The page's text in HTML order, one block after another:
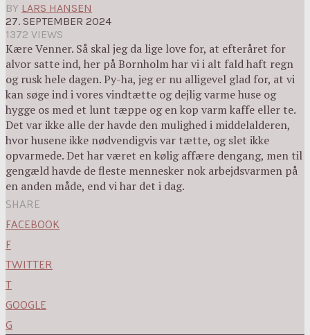
BY LARS HANSEN
27. SEPTEMBER 2024
1372 VIEWS
Kære Venner. Så skal jeg da lige love for, at efteråret for
alvor satte ind, her på Bornholm har vi i alt fald haft regn
og rusk hele dagen. Py-ha, jeg er nu alligevel glad for, at vi
kan søge ind i vores vindtætte og dejlig varme huse og
hygge os med et lunt tæppe og en kop varm kaffe eller te.
Det var ikke alle der havde den mulighed i middelalderen,
hvor husene ikke nødvendigvis var tætte, og slet ikke
opvarmede. Det har været en kølig affære dengang, men til
gengæld havde de fleste mennesker nok arbejdsvarmen på
en anden måde, end vi har det i dag.
SHARE
FACEBOOK
F
TWITTER
T
GOOGLE
G